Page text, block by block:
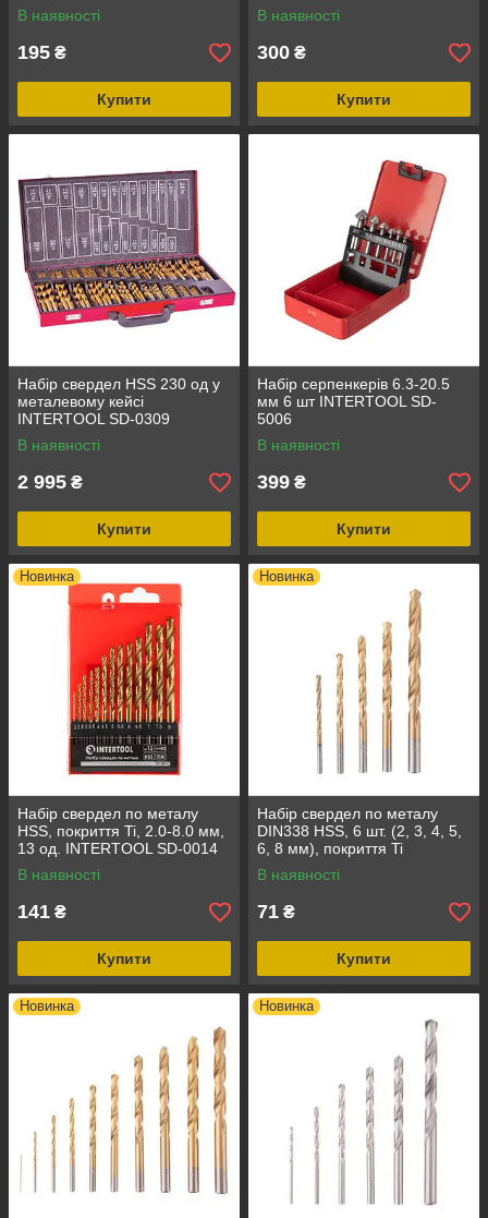
В наявності
195 ₴
Купити
В наявності
300 ₴
Купити
Набір свердел HSS 230 од у
металевому кейсі
INTERTOOL SD-0309
В наявності
2 995 ₴
Купити
Набір серпенкерів 6.3-20.5
мм 6 шт INTERTOOL SD-
5006
В наявності
399 ₴
Купити
Новинка
Набір свердел по металу
HSS, покриття Ti, 2.0-8.0 мм,
13 од. INTERTOOL SD-0014
В наявності
141 ₴
Купити
Новинка
Набір свердел по металу
DIN338 HSS, 6 шт. (2, 3, 4, 5,
6, 8 мм), покриття Ti
INTERTOOL SD-0026
В наявності
71 ₴
Купити
Новинка Новинка